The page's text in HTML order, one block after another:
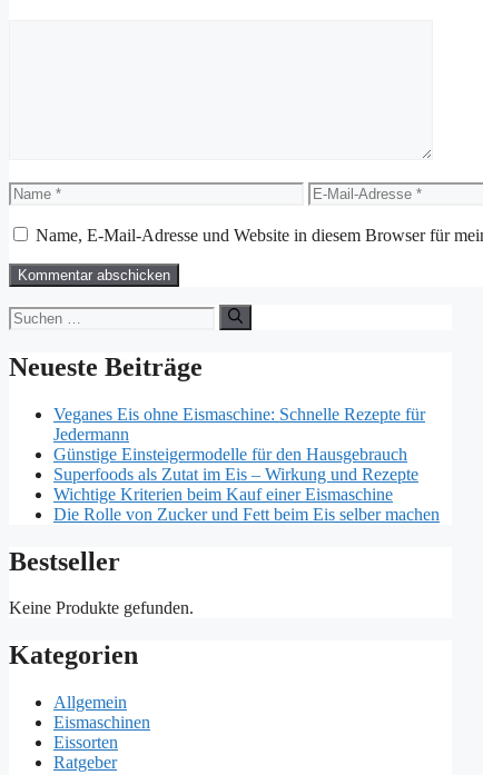
Name
E-
Mail-
Adresse
Name, E-Mail-Adresse und Website in diesem Browser für
Suchen
nach:
Neueste Beiträge
Veganes Eis ohne Eismaschine: Schnelle Rezepte für
Jedermann
Günstige Einsteigermodelle für den Hausgebrauch
Superfoods als Zutat im Eis – Wirkung und Rezepte
Wichtige Kriterien beim Kauf einer Eismaschine
Die Rolle von Zucker und Fett beim Eis selber machen
Bestseller
Keine Produkte gefunden.
Kategorien
Allgemein
Eismaschinen
Eissorten
Ratgeber